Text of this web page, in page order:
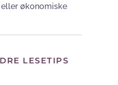
økonomiske
LESETIPS